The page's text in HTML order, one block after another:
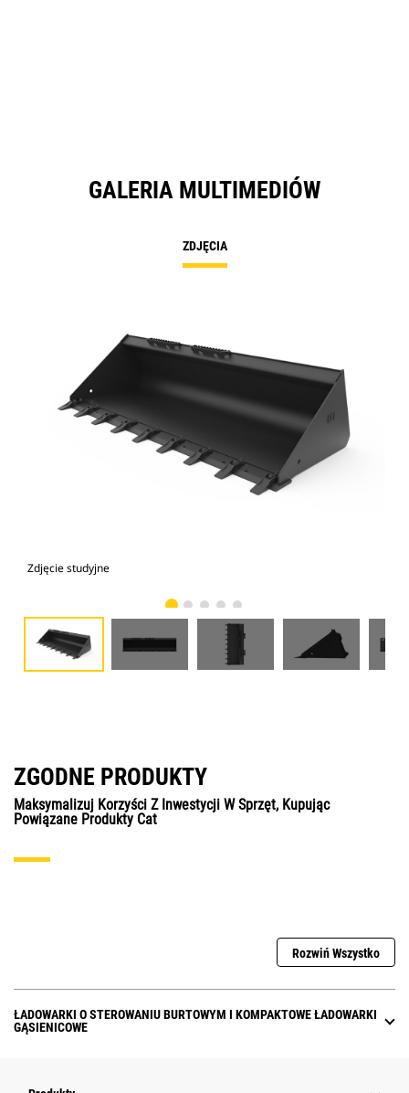
GALERIA MULTIMEDIÓW
ZDJĘCIA
Zdjęcie studyjne
ZGODNE PRODUKTY
Maksymalizuj Korzyści Z Inwestycji W Sprzęt, Kupując
Powiązane Produkty Cat
Rozwiń Wszystko
ŁADOWARKI O STEROWANIU BURTOWYM I KOMPAKTOWE ŁADOWARKI
GĄSIENICOWE